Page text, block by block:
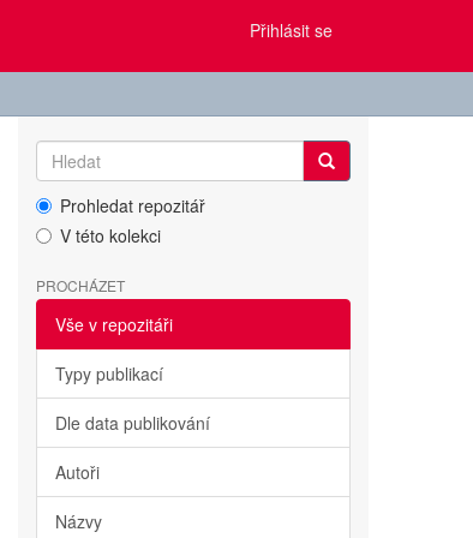
Přihlásit se
Prohledat repozitář
V této kolekci
PROCHÁZET
Vše v repozitáři
Typy publikací
Dle data publikování
Autoři
Názvy